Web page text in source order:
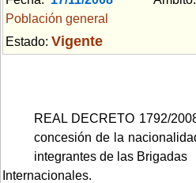
Población general
Estado: Vigente
REAL DECRETO 1792/
concesión de la
integrantes de las Brigadas
Internacionales.